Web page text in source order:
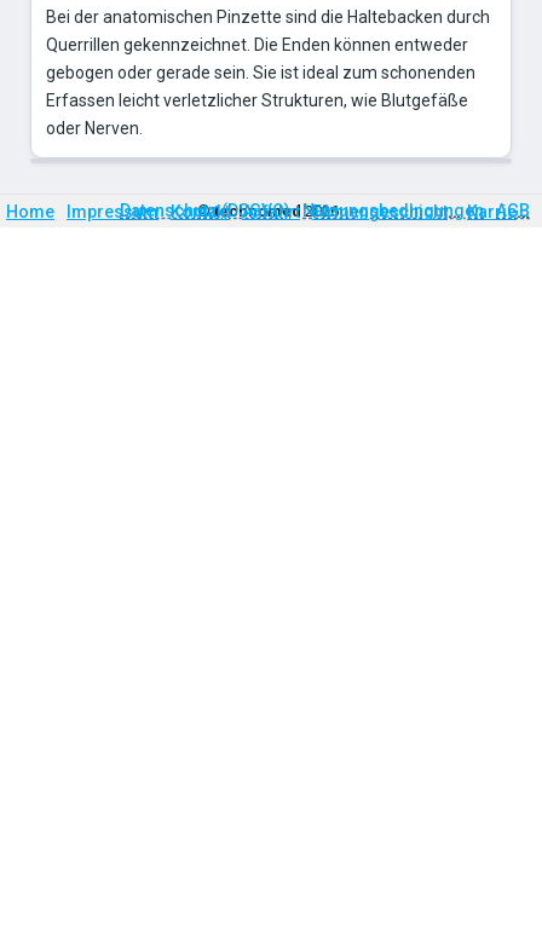
Bei der anatomischen Pinzette sind die Haltebacken durch
Querrillen gekennzeichnet. Die Enden können entweder
gebogen oder gerade sein. Sie ist ideal zum schonenden
Erfassen leicht verletzlicher Strukturen, wie Blutgefäße
oder Nerven.
Home Impressum Kontakt Anfahrt Firmengeschichte Karriere
©technomed 2026
Datenschutz (DSGVO) Nutzungsbedingungen AGB